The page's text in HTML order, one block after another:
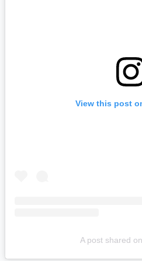
View this post
A post shared